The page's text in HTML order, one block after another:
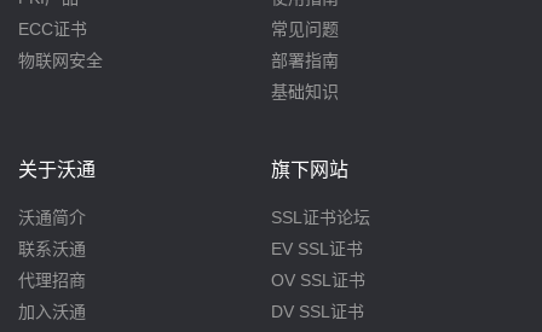
ECC证书
物联网安全
常见问题
部署指南
基础知识
关于沃通
沃通简介
联系沃通
代理招商
加入沃通
旗下网站
SSL证书论坛
EV SSL证书
OV SSL证书
DV SSL证书